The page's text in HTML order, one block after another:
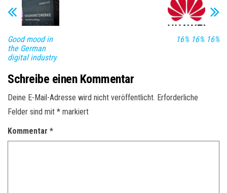
Good mood in
the German
digital industry
16% 16% 16%
Schreibe einen Kommentar
Deine E-Mail-Adresse wird nicht veröffentlicht. Erforderliche
Felder sind mit * markiert
Kommentar *